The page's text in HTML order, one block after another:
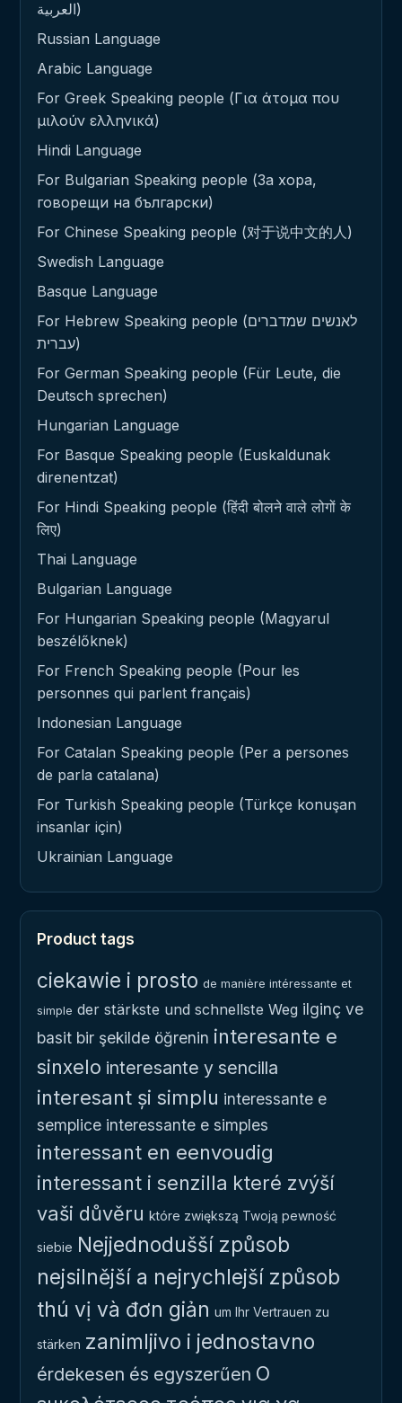
العربية)
Russian Language
Arabic Language
For Greek Speaking people (Για άτομα που
μιλούν ελληνικά)
Hindi Language
For Bulgarian Speaking people (За хора,
говорещи на български)
For Chinese Speaking people (对于说中文的人)
Swedish Language
Basque Language
For Hebrew Speaking people (לאנשים שמדברים
עברית)
For German Speaking people (Für Leute, die
Deutsch sprechen)
Hungarian Language
For Basque Speaking people (Euskaldunak
direnentzat)
For Hindi Speaking people (हिंदी बोलने वाले लोगों के
लिए)
Thai Language
Bulgarian Language
For Hungarian Speaking people (Magyarul
beszélőknek)
For French Speaking people (Pour les
personnes qui parlent français)
Indonesian Language
For Catalan Speaking people (Per a persones
de parla catalana)
For Turkish Speaking people (Türkçe konuşan
insanlar için)
Ukrainian Language
Product tags
ciekawie i prosto de manière intéressante et
simple der stärkste und schnellste Weg ilginç ve
basit bir şekilde öğrenin interesante e
sinxelo interesante y sencilla
interesant și simplu interessante e
semplice interessante e simples
interessant en eenvoudig
interessant i senzilla které zvýší
vaši důvěru które zwiększą Twoją pewność
siebie Nejjednodušší způsob
nejsilnější a nejrychlejší způsob
thú vị và đơn giản um Ihr Vertrauen zu
stärken zanimljivo i jednostavno
érdekesen és egyszerűen Ο